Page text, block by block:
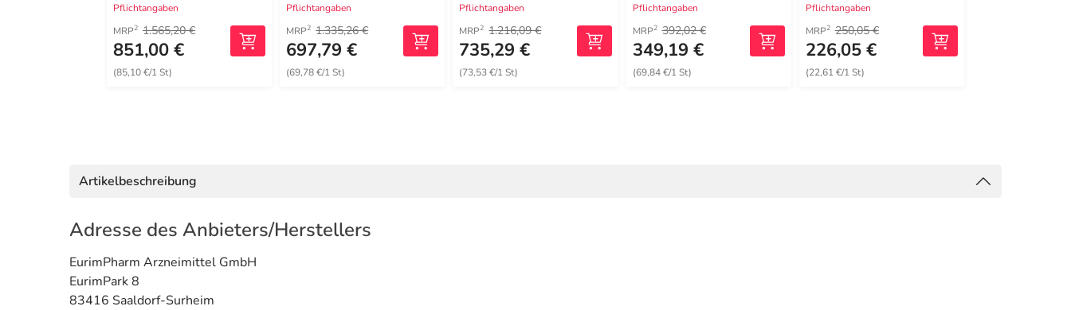
Pflichtangaben
MRP2 1.565,20 €
851,00 €
(85,10 €/1 St)
Pflichtangaben
MRP2 1.335,26 €
697,79 €
(69,78 €/1 St)
Pflichtangaben
MRP2 1.216,09 €
735,29 €
(73,53 €/1 St)
Pflichtangaben
MRP2 392,02 €
349,19 €
(69,84 €/1 St)
Pflichtangaben
MRP2 250,05 €
226,05 €
(22,61 €/1 St)
Artikelbeschreibung
Adresse des Anbieters/Herstellers
EurimPharm Arzneimittel GmbH
EurimPark 8
83416 Saaldorf-Surheim